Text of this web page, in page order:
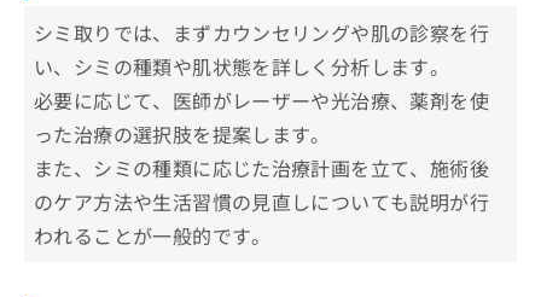
フェミークリニック 心斎橋院
MIL CLINIC OSAKA
y’s clinic
早川クリニック
シェリビューティークリニック
【シミ取りの基礎知識】これを知ってからシミ
シミ取りでは、まずカウンセリングや肌の診察を行
い、シミの種類や肌状態を詳しく分析します。
必要に応じて、医師がレーザーや光治療、薬剤を使
った治療の選択肢を提案します。
また、シミの種類に応じた治療計画を立て、施術後
のケア方法や生活習慣の見直しについても説明が行
われることが一般的です。
ち
ら
そ
の
他
お
問
こ
ち
ら